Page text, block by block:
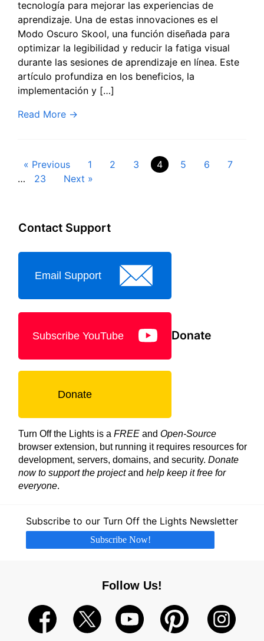
tecnología para mejorar las experiencias de
aprendizaje. Una de estas innovaciones es el
Modo Oscuro Skool, una función diseñada para
optimizar la legibilidad y reducir la fatiga visual
durante las sesiones de aprendizaje en línea. Este
artículo profundiza en los beneficios, la
implementación y […]
Read More →
Paginación
« Previous 1 2 3 4 5 6
7
…
23 Next »
Contact Support
Email Support
Subscribe YouTube Donate
Donate
Turn Off the Lights is a FREE and Open-Source
browser extension, but running it requires resources for
development, servers, domains, and security. Donate
now to support the projectand help keep it free for
everyone.
Subscribe to our Turn Off the Lights Newsletter
Subscribe Now!
Follow Us!